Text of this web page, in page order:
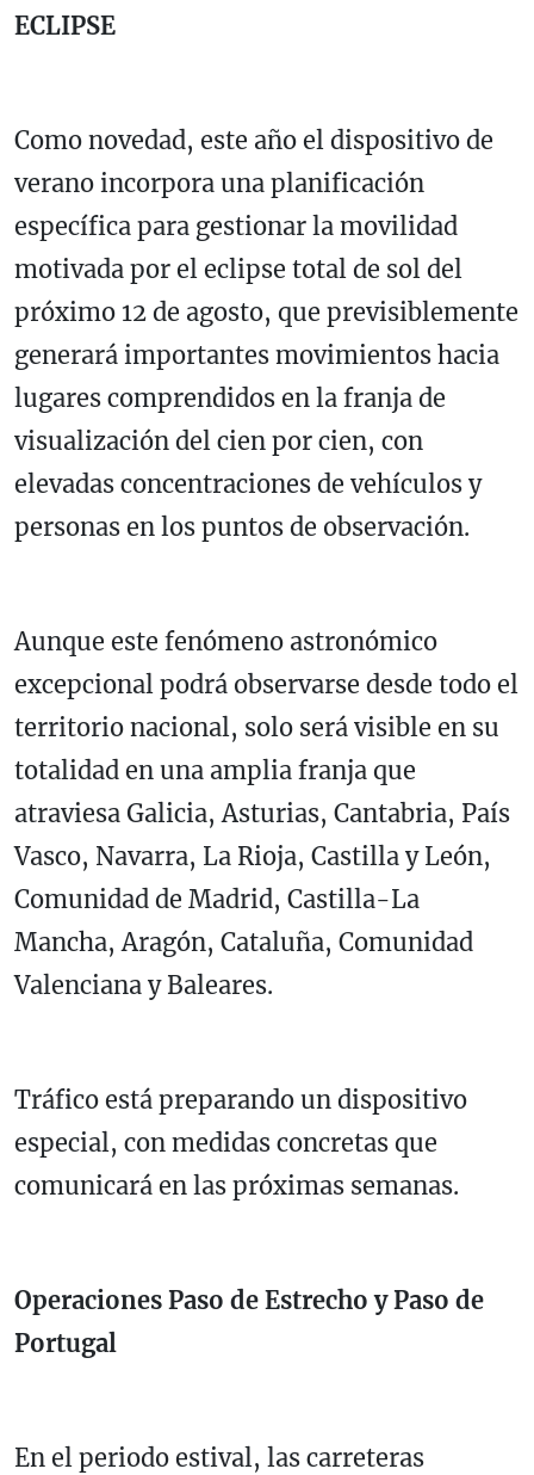
ECLIPSE
Como novedad, este año el dispositivo de
verano incorpora una planificación
específica para gestionar la movilidad
motivada por el eclipse total de sol del
próximo 12 de agosto, que previsiblemente
generará importantes movimientos hacia
lugares comprendidos en la franja de
visualización del cien por cien, con
elevadas concentraciones de vehículos y
personas en los puntos de observación.
Aunque este fenómeno astronómico
excepcional podrá observarse desde todo el
territorio nacional, solo será visible en su
totalidad en una amplia franja que
atraviesa Galicia, Asturias, Cantabria, País
Vasco, Navarra, La Rioja, Castilla y León,
Comunidad de Madrid, Castilla-La
Mancha, Aragón, Cataluña, Comunidad
Valenciana y Baleares.
Tráfico está preparando un dispositivo
especial, con medidas concretas que
comunicará en las próximas semanas.
Operaciones Paso de Estrecho y Paso de
Portugal
En el periodo estival, las carreteras